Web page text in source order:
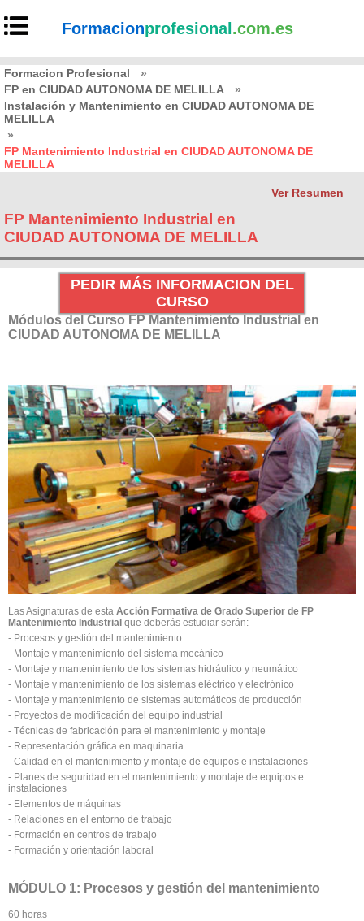
Formacionprofesional .com.es
Formacion Profesional
»
FP en CIUDAD AUTONOMA DE MELILLA
»
Instalación y Mantenimiento en CIUDAD AUTONOMA DE
MELILLA
»
FP Mantenimiento Industrial en CIUDAD AUTONOMA DE
MELILLA
Ver Resumen
FP Mantenimiento Industrial en
CIUDAD AUTONOMA DE MELILLA
PEDIR MÁS INFORMACION DEL
CURSO
Módulos del Curso FP Mantenimiento Industrial en
CIUDAD AUTONOMA DE MELILLA
Las Asignaturas de esta Acción Formativa de Grado Superior de FP
Mantenimiento Industrial que deberás estudiar serán:
- Procesos y gestión del mantenimiento
- Montaje y mantenimiento del sistema mecánico
- Montaje y mantenimiento de los sistemas hidráulico y neumático
- Montaje y mantenimiento de los sistemas eléctrico y electrónico
- Montaje y mantenimiento de sistemas automáticos de producción
- Proyectos de modificación del equipo industrial
- Técnicas de fabricación para el mantenimiento y montaje
- Representación gráfica en maquinaria
- Calidad en el mantenimiento y montaje de equipos e instalaciones
- Planes de seguridad en el mantenimiento y montaje de equipos e
instalaciones
- Elementos de máquinas
- Relaciones en el entorno de trabajo
- Formación en centros de trabajo
- Formación y orientación laboral
MÓDULO 1: Procesos y gestión del mantenimiento
60 horas